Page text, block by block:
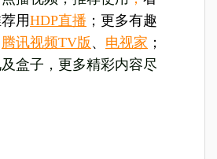
用HDP直播 ；更多有趣
腾讯视频TV版 、 电视家 ；
盒子，更多精彩内容尽